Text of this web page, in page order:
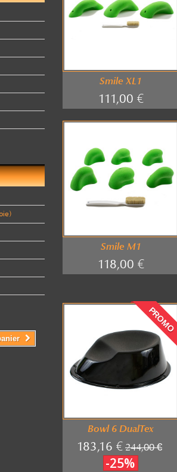
Smile XL1
111,00 €
Smile M1
118,00 €
PROMO
Bowl 6 DualTex
183,16 €244,00 €
-25%